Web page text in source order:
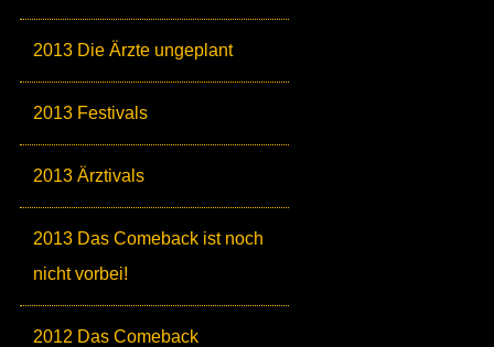
2013 Die Ärzte ungeplant
2013 Festivals
2013 Ärztivals
2013 Das Comeback ist noch
nicht vorbei!
2012 Das Comeback